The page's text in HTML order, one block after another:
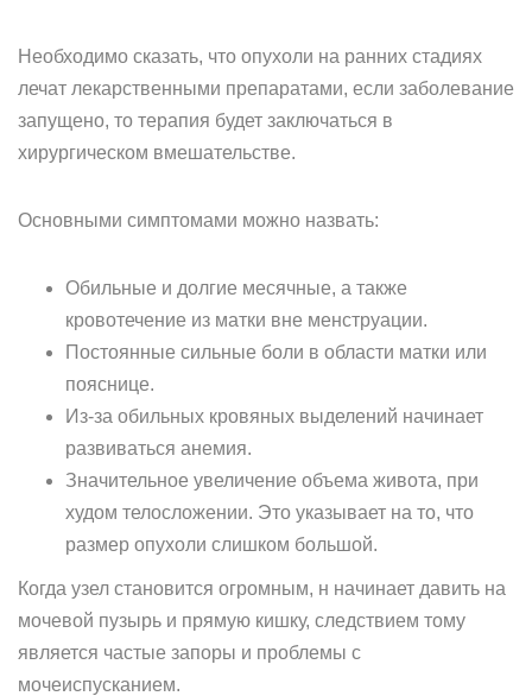
Необходимо сказать, что опухоли на ранних стадиях
лечат лекарственными препаратами, если заболевание
запущено, то терапия будет заключаться в
хирургическом вмешательстве.
Основными симптомами можно назвать:
Обильные и долгие месячные, а также
кровотечение из матки вне менструации.
Постоянные сильные боли в области матки или
пояснице.
Из-за обильных кровяных выделений начинает
развиваться анемия.
Значительное увеличение объема живота, при
худом телосложении. Это указывает на то, что
размер опухоли слишком большой.
Когда узел становится огромным, н начинает давить на
мочевой пузырь и прямую кишку, следствием тому
является частые запоры и проблемы с
мочеиспусканием.